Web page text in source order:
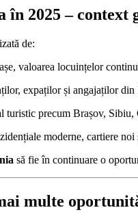
2025 – context
de:
valoarea locuințelor
expaților și angajaților
turistic precum Brașov,
moderne, cartiere
să fie în continuare o
multe